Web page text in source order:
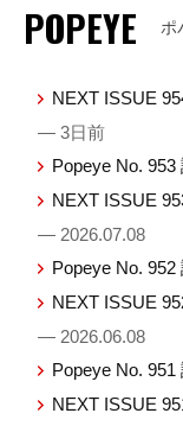
POPEYE ポ
NEXT ISSUE
— 3日前
Popeye No.
NEXT ISSUE
— 2026.07.08
Popeye No.
NEXT ISSUE
— 2026.06.08
Popeye No.
NEXT ISSUE